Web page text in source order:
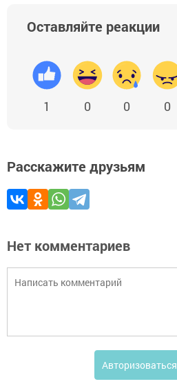
Оставляйте реакции
1 0 0 0
Расскажите друзьям
Нет комментариев
Авторизоваться